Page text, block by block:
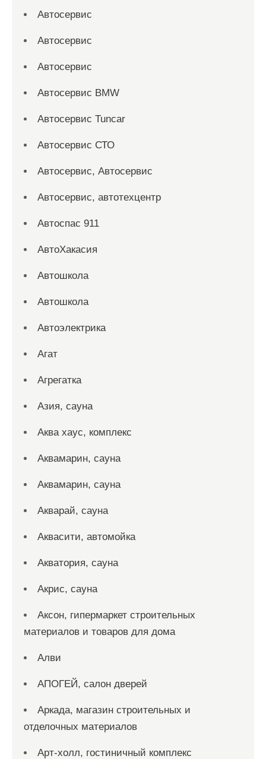
Автосервис
Автосервис
Автосервис
Автосервис BMW
Автосервис Tuncar
Автосервис СТО
Автосервис, Автосервис
Автосервис, автотехцентр
Автоспас 911
АвтоХакасия
Автошкола
Автошкола
Автоэлектрика
Агат
Агрегатка
Азия, сауна
Аква хаус, комплекс
Аквамарин, сауна
Аквамарин, сауна
Акварай, сауна
Аквасити, автомойка
Акватория, сауна
Акрис, сауна
Аксон, гипермаркет строительных
материалов и товаров для дома
Алви
АПОГЕЙ, салон дверей
Аркада, магазин строительных и
отделочных материалов
Арт-холл, гостиничный комплекс